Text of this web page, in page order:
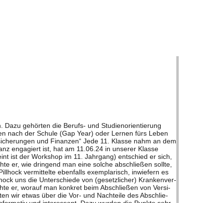
ana­ly­siert. Alle Schüler*innen wur­den in feste Klein­grup­pen ein­ge­teilt und wan­der­ten mit ihren Grup­pen nach einem vor­ge­ge­be­nen Ablauf von Stand zu Stand. Zum Schluss gab es dann noch die Mög­lich­keit, sich frei mit Unternehmensvertreter*innen aus­zu­tau­schen. Der Berufs­par­cours wurde orga­ni­siert und beglei­tet von Mar­tina Czayka vom Team der Up Con­sul­ting GmbH. Zum Berufs­­­weg-Par­­cours gehört auch die Berufs­­­weg-App, die bereits eine Woche vor dem Berufs­­­weg-ein­­ge­­führt wurde. Jugend­li­che kön­nen damit ihre Stär­ken und Inter­es­sen her­aus­fin­den, ihren Lebens­lauf erstel­len und sich auf ganz ein­fa­chem Weg für Prak­ti­kum, Aus­bil­dung oder Neben­job bewer­ben. Tag der Stu­di­en­be­rufe Am Don­ners­tag, 13.06.2024 war der „Tag der Stu­di­en­be­rufe“, bei dem eine Vor­stel­lung von unter­schied­li­cher Stu­di­en­be­ru­fen durch Referent*innen statt­fand. Die Schüler*innen des 11. Jahr­gangs konn­ten an zwei aus­ge­wähl­ten und für sich inter­es­san­ten Vor­stel­lun­gen teil­neh­men und beka­men die Chance über die jewei­li­gen Wer­de­gänge der Referent*innen und deren Stu­di­en­gänge eini­ges zu erfah­ren. Die Kurse gin­gen jeweils 45 Minu­ten. Ich habe am Work­shop „Body­s­treet“ mit Axel Kien­ast und einer dual Stu­die­ren­den teil­ge­nom­men. Sie hat über ihr dua­les Stu­dium berich­tet, so dass man einen guten Ein­blick in die­sen Stu­di­en­gang bekom­men hat. Axel Kien­ast erzählte, wie er zu die­sem Beruf kam und was man für Fähig­kei­ten mit­brin­gen muss. Man hat auch einen guten Ein­blick in die Arbeits­welt des Beru­fes bekom­men. Durch die sehr freund­li­che und läs­sige Art, ist mir die­ser Work­shop posi­tiv in Erin­ne­rung geblie­ben. In mei­nem zwei­ten Work­shop „Medi­en­de­sign und Visual Arts“ wurde vor­ge­stellt, wel­che Mög­lich­kei­ten die­ses Stu­dium bie­tet. Der Refe­rent hat von sei­nen eige­nen Erfah­run­gen erzählt und was für Inhalte in der Aus­bil­dung durch­ge­führt wer­den. Auf der Aka­de­mie Dr. Buh­mann dau­ert die Aus­bil­dung zwei Jahre. Zusätz­lich macht man ein Prak­ti­kum von vier bis sechs Wochen. Das dritte Jahr beinhal­tet ein Aus­lands­auf­ent­halt in Irland oder Eng­land. Dort stu­die­ren die Stu­den­ten und Stu­den­tin­nen ein Jahr. Man kann die­sen Wer­de­gang evtl. mit­hilfe von BAföG und Sti­pen­dien finan­zie­ren. Der Refe­rent war sehr freund­lich und war auf Fra­gen anzu­spre­chen. Ins­ge­samt fand ich die­sen Tag sehr gut um evtl. her­aus­zu­fin­den, in wel­che Rich­tung man ein­mal gehen möchte. Es hilft zur Ori­en­tie­rung und gi